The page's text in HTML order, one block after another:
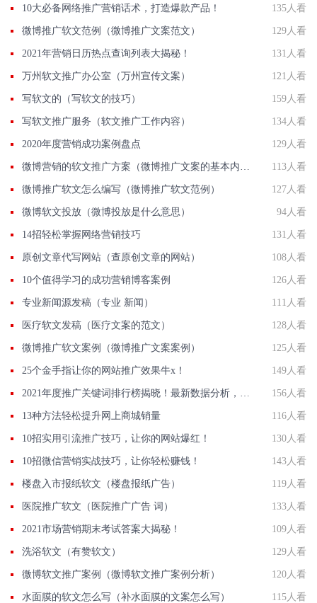
10大必备网络推广营销话术，打造爆款产品！ 135人看
微博推广软文范例（微博推广文案范文） 129人看
2021年营销日历热点查询列表大揭秘！ 131人看
万州软文推广办公室（万州宣传文案） 121人看
写软文的（写软文的技巧） 159人看
写软文推广服务（软文推广工作内容） 134人看
2020年度营销成功案例盘点 129人看
113人看
微博推广软文怎么编写（微博推广软文范例） 127人看
微博软文投放（微博投放是什么意思） 94人看
14招轻松掌握网络营销技巧 131人看
原创文章代写网站（查原创文章的网站） 108人看
10个值得学习的成功营销博客案例 126人看
专业新闻源发稿（专业 新闻） 111人看
医疗软文发稿（医疗文案的范文） 128人看
微博推广软文案例（微博推广文案案例） 125人看
25个金手指让你的网站推广效果牛x！ 149人看
156人看
13种方法轻松提升网上商城销量 116人看
10招实用引流推广技巧，让你的网站爆红！ 130人看
10招微信营销实战技巧，让你轻松赚钱！ 143人看
楼盘入市报纸软文（楼盘报纸广告） 119人看
医院推广软文（医院推广广告 词） 133人看
2021市场营销期末考试答案大揭秘！ 109人看
洗浴软文（有赞软文） 129人看
微博软文推广案例（微博软文推广案例分析） 120人看
水面膜的软文怎么写（补水面膜的文案怎么写） 115人看